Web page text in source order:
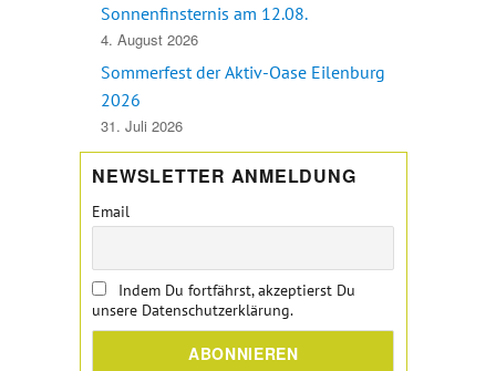
Sonnenfinsternis am 12.08.
4. August 2026
Sommerfest der Aktiv-Oase Eilenburg
2026
31. Juli 2026
NEWSLETTER ANMELDUNG
Email
Indem Du fortfährst, akzeptierst Du
unsere Datenschutzerklärung.